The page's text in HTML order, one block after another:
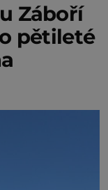
Záboří
pětileté